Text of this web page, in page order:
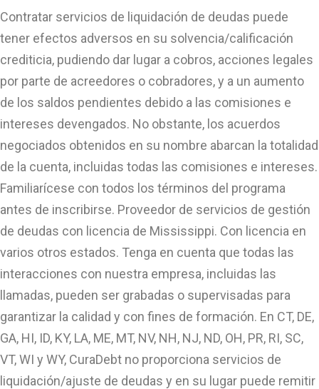
Contratar servicios de liquidación de deudas puede
tener efectos adversos en su solvencia/calificación
crediticia, pudiendo dar lugar a cobros, acciones legales
por parte de acreedores o cobradores, y a un aumento
de los saldos pendientes debido a las comisiones e
intereses devengados. No obstante, los acuerdos
negociados obtenidos en su nombre abarcan la totalidad
de la cuenta, incluidas todas las comisiones e intereses.
Familiarícese con todos los términos del programa
antes de inscribirse. Proveedor de servicios de gestión
de deudas con licencia de Mississippi. Con licencia en
varios otros estados. Tenga en cuenta que todas las
interacciones con nuestra empresa, incluidas las
llamadas, pueden ser grabadas o supervisadas para
garantizar la calidad y con fines de formación. En CT, DE,
GA, HI, ID, KY, LA, ME, MT, NV, NH, NJ, ND, OH, PR, RI, SC,
VT, WI y WY, CuraDebt no proporciona servicios de
liquidación/ajuste de deudas y en su lugar puede remitir